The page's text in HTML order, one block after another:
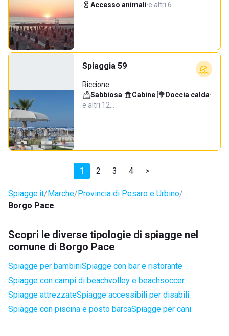
Accesso animali·e altri 6…
Spiaggia 59
Riccione
Sabbiosa· Cabine· Doccia calda·
e altri 12…
1 2 3 4 >
Spiagge.it Marche Provincia di Pesaro e Urbino
Borgo Pace
Scopri le diverse tipologie di spiagge nel
comune di Borgo Pace
Spiagge per bambiniSpiagge con bar e ristorante
Spiagge con campi di beachvolley e beachsoccer
Spiagge attrezzateSpiagge accessibili per disabili
Spiagge con piscina e posto barcaSpiagge per cani